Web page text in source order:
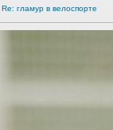
Re: гламур в велоспорте